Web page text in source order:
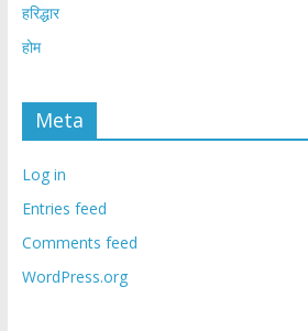
हरिद्धार
होम
Meta
Log in
Entries feed
Comments feed
WordPress.org